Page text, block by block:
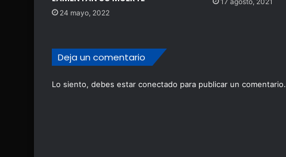
24 mayo, 2022
Deja un comentario
Lo siento, debes estar conectado para publicar un comentario.